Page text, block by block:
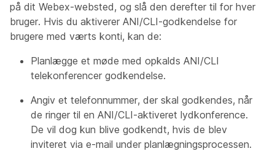
på dit Webex-websted, og slå den derefter til for hver
bruger. Hvis du aktiverer ANI/CLI-godkendelse for
brugere med værts konti, kan de:
Planlægge et møde med opkalds ANI/CLI
telekonferencer godkendelse.
Angiv et telefonnummer, der skal godkendes, når
de ringer til en ANI/CLI-aktiveret lydkonference.
De vil dog kun blive godkendt, hvis de blev
inviteret via e-mail under planlægningsprocessen.